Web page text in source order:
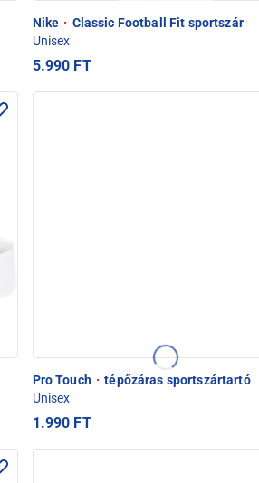
Nike · Classic Football Fit sportszár
Unisex
5.990 FT
Pro Touch · tépőzáras sportszártartó
Unisex
1.990 FT